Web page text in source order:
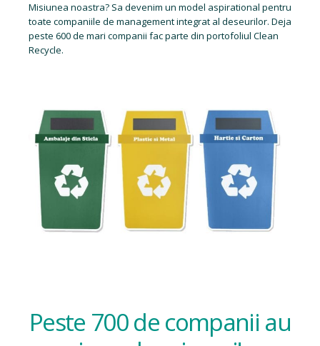
Misiunea noastra? Sa devenim un model aspirational pentru
toate companiile de management integrat al deseurilor. Deja
peste 600 de mari companii fac parte din portofoliul Clean
Recycle.
Peste 700 de companii au